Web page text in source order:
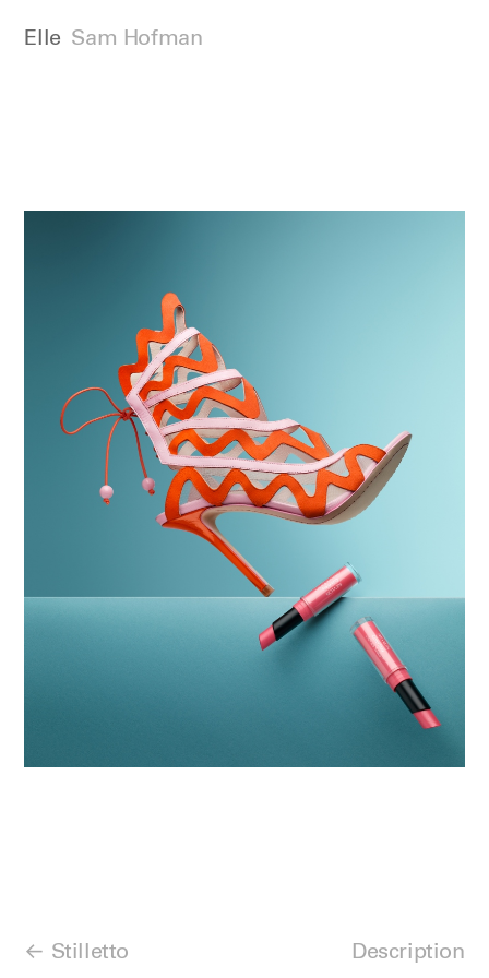
Stilletto
Elle Sam Hofman
Description